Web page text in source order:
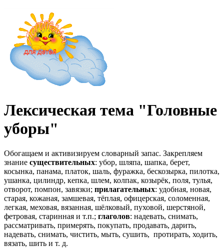
Лексическая тема "Головные
уборы"
Обогащаем и активизируем словарный запас. Закрепляем
знание существительных: убор, шляпа, шапка, берет,
косынка, панама, платок, шаль, фуражка, бескозырка, пилотка,
ушанка, цилиндр, кепка, шлем, колпак, козырёк, поля, тулья,
отворот, помпон, завязки; прилагательных: удобная, новая,
старая, кожаная, замшевая, тёплая, офицерская, соломенная,
легкая, меховая, вязанная, шёлковый, пуховой, шерстяной,
фетровая, старинная и т.п.; глаголов: надевать, снимать,
рассматривать, примерять, покупать, продавать, дарить,
надевать, снимать, чистить, мыть, сушить, протирать, ходить,
вязать, шить и т. д.